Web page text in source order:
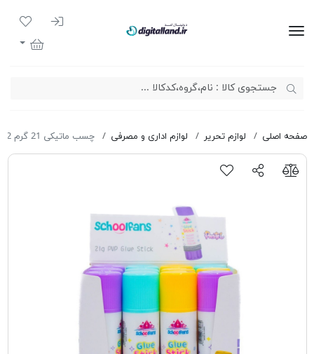
ورود به
لیست
سبد خرید
صفحه اصلی لوازم تحریر لوازم اداری و مصرفی چسب ماتیکی 21 گرم Schoolfans FA92702